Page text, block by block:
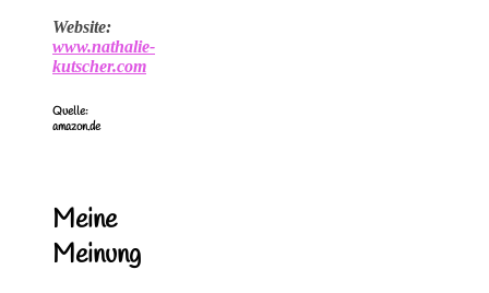
Website:
www.nathalie-
kutscher.com
Quelle:
amazon.de
Meine
Meinung